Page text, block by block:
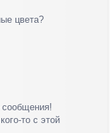
цвета?
то с этой